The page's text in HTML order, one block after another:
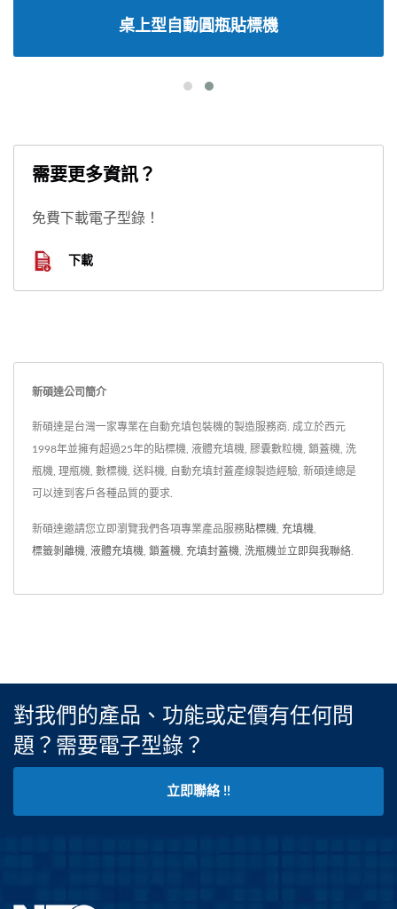
桌上型自動圓瓶貼標機
需要更多資訊？
免費下載電子型錄！
下載
新碩達公司簡介
新碩達是台灣一家專業在自動充填包裝機的製造服務商. 成立於西元
1998年並擁有超過25年的貼標機, 液體充填機, 膠囊數粒機, 鎖蓋機, 洗
瓶機, 理瓶機, 數標機, 送料機, 自動充填封蓋產線製造經驗, 新碩達總是
可以達到客戶各種品質的要求.
新碩達邀請您立即瀏覽我們各項專業產品服務貼標機 充填機
標籤剝離機 液體充填機 鎖蓋機 充填封蓋機 洗瓶機並立即與我聯絡
對我們的產品、功能或定價有任何問
題？需要電子型錄？
立即聯絡 !!